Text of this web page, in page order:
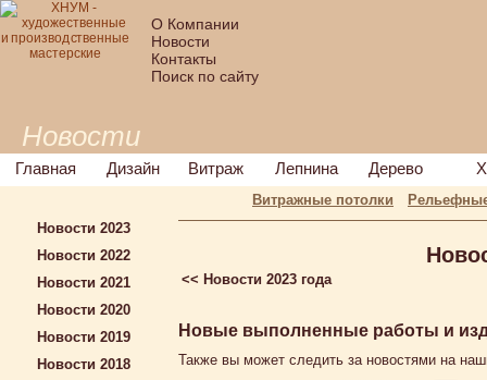
О Компании
Новости
Контакты
Поиск по сайту
Новости
Главная Дизайн Витраж Лепнина Дерево
Витражные потолки
Новости 2023
Новости 2022
Новости 2021
Новости 2020
Новости 2019
Новости 2018
<< Новости 2023 года
Новые выполненные работы и
Также вы может следить за новостями на